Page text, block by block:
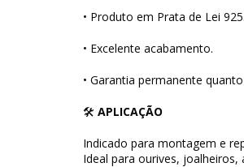
• Produto em Prata de Lei 925.
• Excelente acabamento.
• Garantia permanente
🛠 APLICAÇÃO
Indicado para montagem e
Ideal para ourives,